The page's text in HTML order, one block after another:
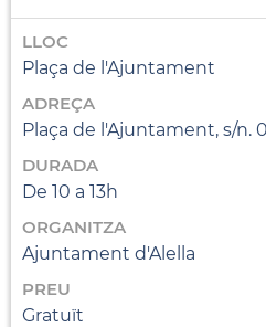
LLOC
Plaça de l'Ajuntament
ADREÇA
Plaça de l'Ajuntament, s/n.
DURADA
De 10 a 13h
ORGANITZA
Ajuntament d'Alella
PREU
Gratuït